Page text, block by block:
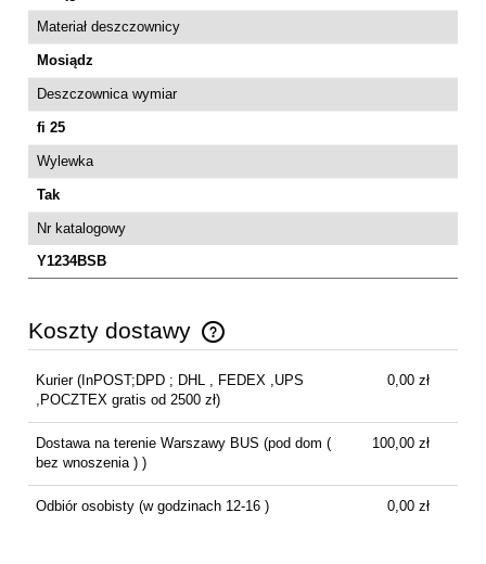
Materiał deszczownicy
Mosiądz
Deszczownica wymiar
fi 25
Wylewka
Tak
Nr katalogowy
Y1234BSB
Koszty dostawy
Cena nie zawiera ewentualnych kosztów płatności
Kurier (InPOST;DPD ; DHL , FEDEX ,UPS
,POCZTEX gratis od 2500 zł)
0,00 zł
Dostawa na terenie Warszawy BUS (pod dom (
bez wnoszenia ) )
100,00 zł
Odbiór osobisty(w godzinach 12-16 ) 0,00 zł